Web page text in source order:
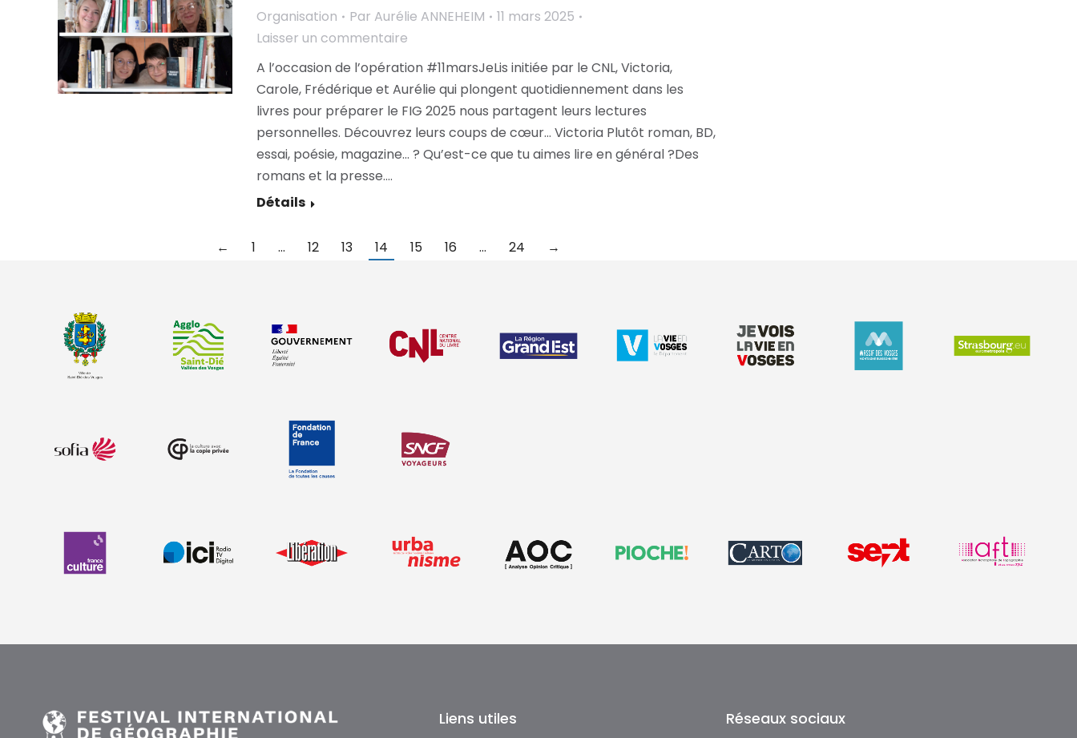
Organisation Par Aurélie ANNEHEIM
11 mars 2025
Laisser un commentaire
A l’occasion de l’opération #11marsJeLis initiée par le CNL, Victoria,
Carole, Frédérique et Aurélie qui plongent quotidiennement dans les
livres pour préparer le FIG 2025 nous partagent leurs lectures
personnelles. Découvrez leurs coups de cœur… Victoria Plutôt roman, BD,
essai, poésie, magazine… ? Qu’est-ce que tu aimes lire en général ?Des
romans et la presse.…
Détails
← 1 … 12 13 14 15 16 … 24 →
Liens utiles Réseaux sociaux